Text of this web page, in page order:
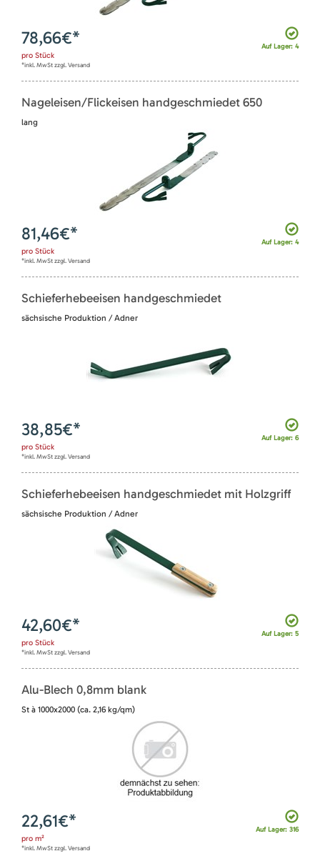
Auf Lager: 4
78,66€*
pro Stück
*inkl. MwSt zzgl. Versand
Nageleisen/Flickeisen handgeschmiedet 650
lang
Auf Lager: 4
81,46€*
pro Stück
*inkl. MwSt zzgl. Versand
Schieferhebeeisen handgeschmiedet
sächsische Produktion / Adner
Auf Lager: 6
38,85€*
pro Stück
*inkl. MwSt zzgl. Versand
Schieferhebeeisen handgeschmiedet mit Holzgriff
sächsische Produktion / Adner
Auf Lager: 5
42,60€*
pro Stück
*inkl. MwSt zzgl. Versand
Alu-Blech 0,8mm blank
St à 1000x2000 (ca. 2,16 kg/qm)
Auf Lager: 316
22,61€*
pro m²
*inkl. MwSt zzgl. Versand